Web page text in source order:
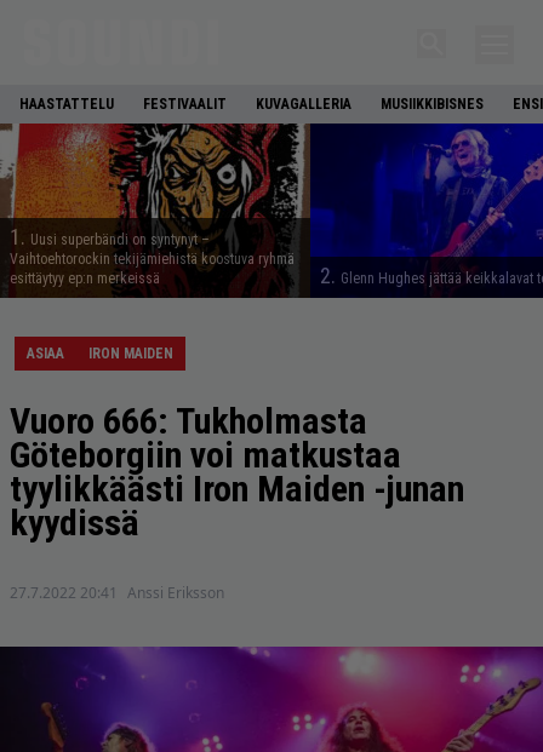
HAASTATTELU FESTIVAALIT KUVAGALLERIA MUSIIKKIBISNES
1. Uusi superbändi on syntynyt –
Vaihtoehtorockin tekijämiehistä koostuva ryhmä
esittäytyy ep:n merkeissä
2. Glenn Hughes jättää keikkalavat
ASIAA IRON MAIDEN
Vuoro 666: Tukholmasta
Göteborgiin voi matkustaa
tyylikkäästi Iron Maiden -junan
kyydissä
27.7.2022 20:41 Anssi Eriksson